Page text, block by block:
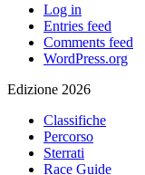
Log in
Entries feed
Comments feed
WordPress.org
Edizione 2026
Classifiche
Percorso
Sterrati
Race Guide